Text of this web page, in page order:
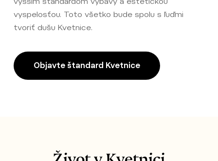
vyspelosťou. Toto všetko bude spolu s ľuďmi
tvoriť dušu Kvetnice.
Objavte štandard Kvetnice
Život v Kvetnici